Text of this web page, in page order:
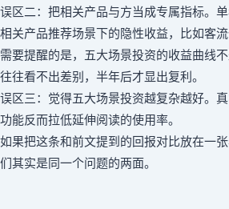
误区二：把相关产品与方当成专属指标。
相关产品推荐场景下的隐性收益，比如客流
需要提醒的是，五大场景投资的收益曲线
往往看不出差别，半年后才显出复利。
误区三：觉得五大场景投资越复杂越好。
功能反而拉低延伸阅读的使用率。
如果把这条和前文提到的回报对比放在一
们其实是同一个问题的两面。